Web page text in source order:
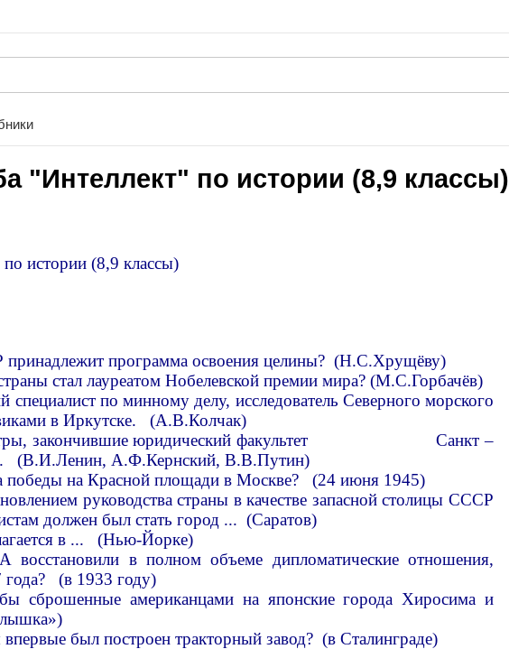
"Интеллект" по истории (8,9 классы)
истории (8,9 классы)
программа освоения целины? (Н.С.Хрущёву)
стал лауреатом Нобелевской премии мира? (М.С.Горбачёв)
по минному делу, исследователь Северного морского
в Иркутске. (А.В.Колчак)
закончившие юридический факультет Санкт –
(В.И.Ленин, А.Ф.Кернский, В.В.Путин)
победы на Красной площади в Москве? (24 июня 1945)
руководства страны в качестве запасной столицы СССР
должен был стать город ... (Саратов)
в ... (Нью-Йорке)
в полном объеме дипломатические отношения,
года? (в 1933 году)
сброшенные американцами на японские города Хиросима и
был построен тракторный завод? (в Сталинграде)